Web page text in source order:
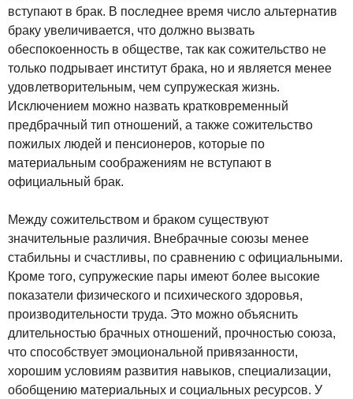
вступают в брак. В последнее время число альтернатив
браку увеличивается, что должно вызвать
обеспокоенность в обществе, так как сожительство не
только подрывает институт брака, но и является менее
удовлетворительным, чем супружеская жизнь.
Исключением можно назвать кратковременный
предбрачный тип отношений, а также сожительство
пожилых людей и пенсионеров, которые по
материальным соображениям не вступают в
официальный брак.
Между сожительством и браком существуют
значительные различия. Внебрачные союзы менее
стабильны и счастливы, по сравнению с официальными.
Кроме того, супружеские пары имеют более высокие
показатели физического и психического здоровья,
производительности труда. Это можно объяснить
длительностью брачных отношений, прочностью союза,
что способствует эмоциональной привязанности,
хорошим условиям развития навыков, специализации,
обобщению материальных и социальных ресурсов. У